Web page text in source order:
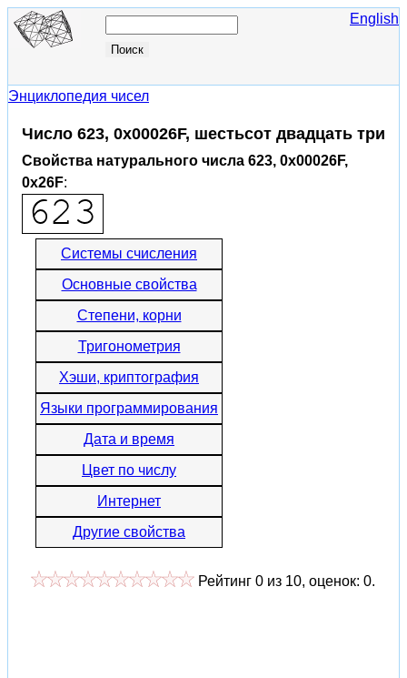
English
Энциклопедия чисел
Число 623, 0x00026F, шестьсот двадцать три
Свойства натурального числа 623, 0x00026F,
0x26F:
Системы счисления
Основные свойства
Степени, корни
Тригонометрия
Хэши, криптография
Языки программирования
Дата и время
Цвет по числу
Интернет
Другие свойства
Рейтинг 0 из 10, оценок: 0.